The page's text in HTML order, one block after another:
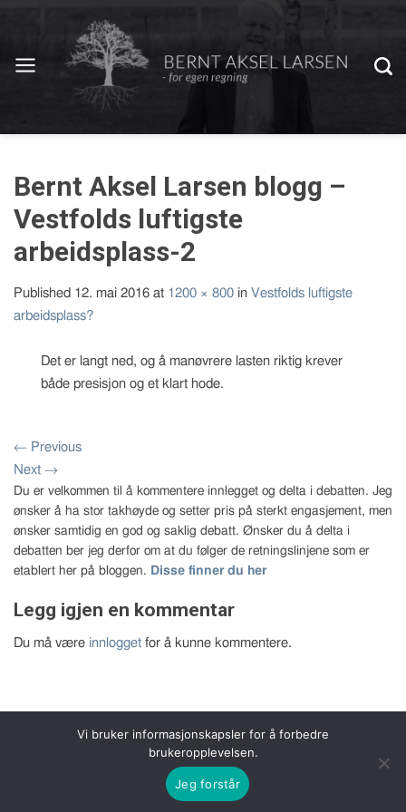
Bernt Aksel Larsen blogg –
Vestfolds luftigste
arbeidsplass-2
Published 12. mai 2016 at 1200 × 800 in Vestfolds luftigste
arbeidsplass?
Det er langt ned, og å manøvrere lasten riktig krever
både presisjon og et klart hode.
← Previous
Next →
Du er velkommen til å kommentere innlegget og delta i debatten. Jeg
ønsker å ha stor takhøyde og setter pris på sterkt engasjement, men
ønsker samtidig en god og saklig debatt. Ønsker du å delta i
debatten ber jeg derfor om at du følger de retningslinjene som er
etablert her på bloggen. Disse finner du her
Legg igjen en kommentar
Du må være innlogget for å kunne kommentere.
Copyright 2026 © Bernt Aksel Larsen
Vi bruker informasjonskapsler for å forbedre
brukeropplevelsen.
Jeg forstår